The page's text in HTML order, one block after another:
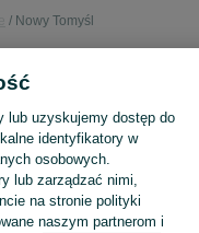
Nowy Tomyśl
Zobacz
lub uzyskujemy dostęp do
identyfikatory w
osobowych.
lub zarządzać nimi,
na stronie polityki
naszym partnerom i